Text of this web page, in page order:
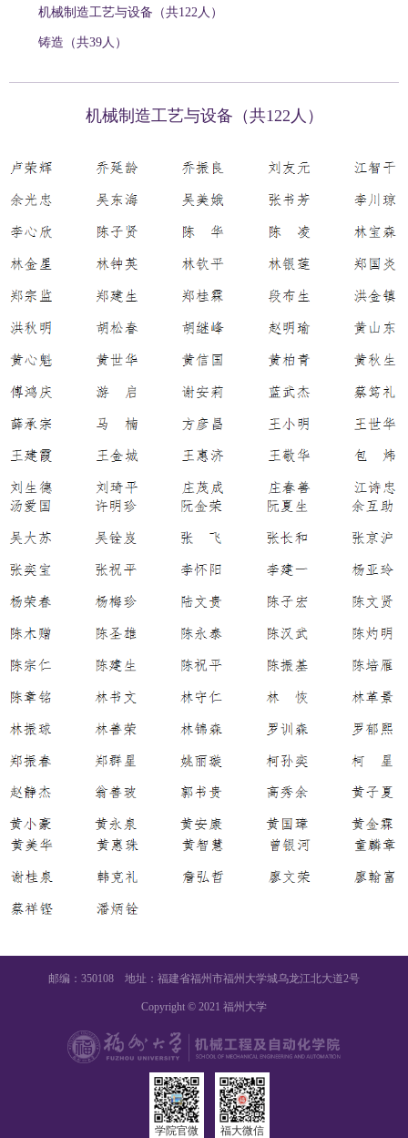
机械制造工艺与设备（共122人）
铸造（共39人）
机械制造工艺与设备（共122人）
邮编：350108 地址：福建省福州市福州大学城乌龙江北大道2号
Copyright © 2021 福州大学
学院官微 福大微信